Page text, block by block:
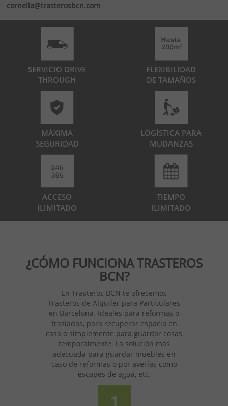
cornella@trasterosbcn.com
SERVICIO DRIVE
THROUGH
FLEXIBILIDAD
DE TAMAÑOS
MÁXIMA
SEGURIDAD
LOGÍSTICA PARA
MUDANZAS
ACCESO
ILIMITADO
TIEMPO
ILIMITADO
¿CÓMO FUNCIONA TRASTEROS
BCN?
En Trasteros BCN te ofrecemos
Trasteros de Alquiler para Particulares
en Barcelona. Ideales para reformas o
traslados, para recuperar espacio en
casa o simplemente para guardar cosas
temporalmente. La solución más
adecuada para guardar muebles en
caso de reformas o por averías como
escapes de agua, etc.